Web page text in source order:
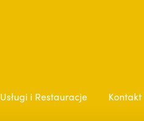
Usługi i Restauracje Kontakt